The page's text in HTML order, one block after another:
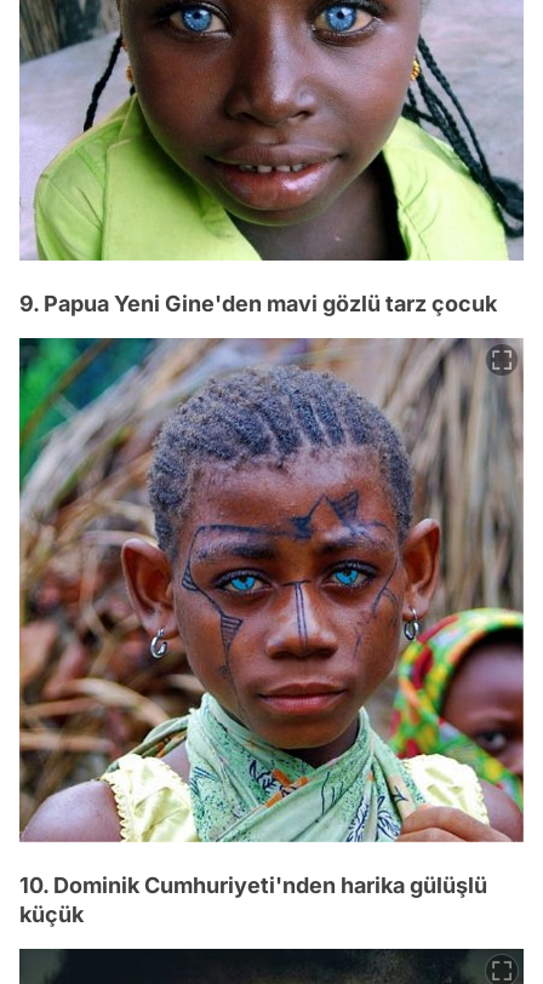
9. Papua Yeni Gine'den mavi gözlü tarz çocuk
10. Dominik Cumhuriyeti'nden harika gülüşlü
küçük